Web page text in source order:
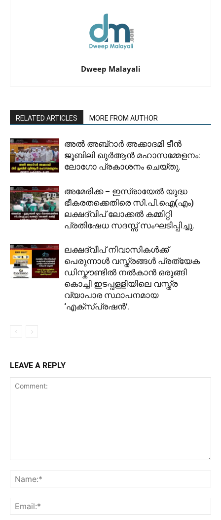
Dweep Malayali
RELATED ARTICLES MORE FROM AUTHOR
അൽ അബ്റാർ അക്കാദമി ടീൻ
ജൂബിലി ഖുർആൻ മഹാസമ്മേളനം:
ലോഗോ പ്രകാശനം ചെയ്തു.
അമേരിക്ക – ഇസ്രായേൽ യുദ്ധ
ഭീകരതക്കെതിരെ സി.പി.ഐ(എം)
ലക്ഷദ്വിപ് ലോക്കൽ കമ്മിറ്റി
പ്രതിഷേധ സദസ്സ് സംഘടിപ്പിച്ചു.
ലക്ഷദ്വീപ് നിവാസികൾക്ക്
പെരുന്നാൾ വസ്ത്രങ്ങൾ പ്രത്യേക
ഡിസ്കൗണ്ടിൽ നൽകാൻ ഒരുങ്ങി
കൊച്ചി ഇടപ്പള്ളിയിലെ വസ്ത്ര
വ്യാപാര സ്ഥാപനമായ
‘എക്സ്പ്രഷൻ’.
LEAVE A REPLY